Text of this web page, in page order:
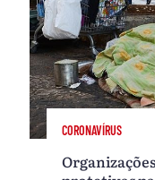
CORONAVÍRUS